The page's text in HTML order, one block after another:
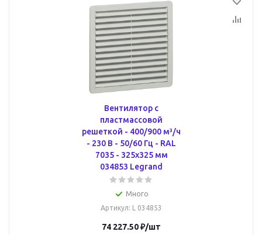
Вентилятор с
пластмассовой
решеткой - 400/900 м³/ч
- 230 В - 50/60 Гц - RAL
7035 - 325х325 мм
034853 Legrand
Много
Артикул: L 034853
74 227.50₽/шт